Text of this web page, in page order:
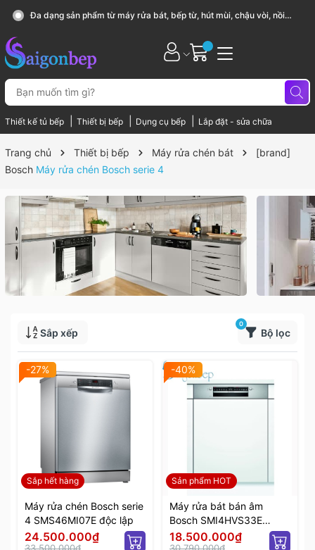
Sài Gòn Bếp chuyên thiết bị bếp, gia dụng bếp cao cấp
Thiết kế tủ bếp Thiết bị bếp Dụng cụ bếp Lắp đặt - sửa chữa
Trang chủ Thiết bị bếp Máy rửa chén bát
[brand]
Bosch Máy rửa chén Bosch serie 4
Sắp xếp Bộ lọc
0
Sắp hết hàng
-27%
Máy rửa chén Bosch serie
4 SMS46MI07E độc lập
24.500.000₫
Sản phẩm HOT
-40%
Máy rửa bát bán âm
Bosch SMI4HVS33E
Series 4
18.500.000₫